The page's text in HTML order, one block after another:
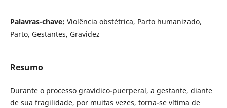
Palavras-chave: Violência obstétrica, Parto humanizado,
Parto, Gestantes, Gravidez
Resumo
Durante o processo gravídico-puerperal, a gestante, diante
de sua fragilidade, por muitas vezes, torna-se vítima de